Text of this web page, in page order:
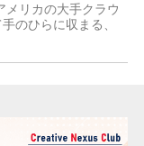
メリカの大手クラウ
のひらに収まる、